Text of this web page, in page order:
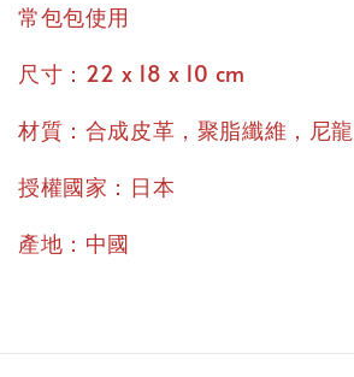
常包包使用
尺寸：22 x 18 x 10 cm
材質：合成皮革，聚脂纖維，尼龍
授權國家：日本
產地：中國